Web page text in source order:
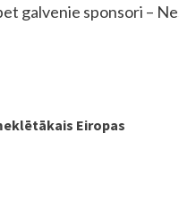
galvenie sponsori –
Eiropas